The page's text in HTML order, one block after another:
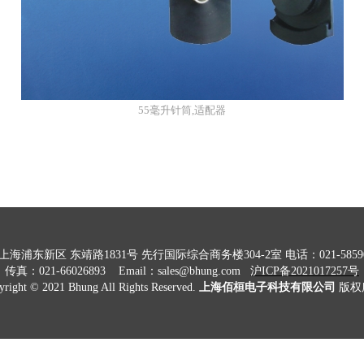
55毫升针筒,适配器
海浦东新区 东靖路1831号 先行国际综合商务楼304-2室 电话：021-
传真： 021-66026893 Email：sales@bhung.com 沪ICP备2021017257号
© 2021 Bhung All Rights Reserved. 上海佰桓电子科技有限公司 版权